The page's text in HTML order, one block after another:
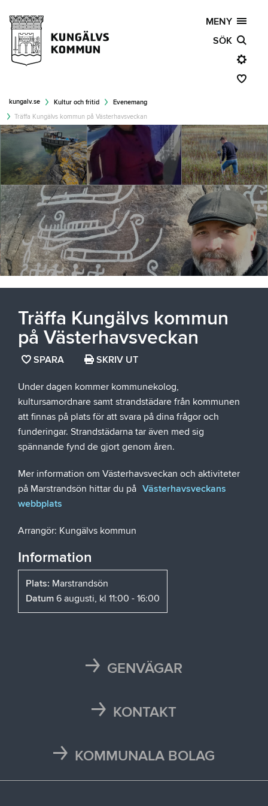
MENY
SÖK
kungalv.se Kultur och fritid
Evenemang
Träffa Kungälvs kommun på Västerhavsveckan
Träffa Kungälvs kommun
på Västerhavsveckan
SPARA SPARA
SOM
FAVORIT
SKRIV UT
Under dagen kommer kommunekolog,
kultursamordnare samt strandstädare från kommunen
att finnas på plats för att svara på dina frågor och
funderingar. Strandstädarna tar även med sig
spännande fynd de gjort genom åren.
Mer information om Västerhavsveckan och aktiviteter
på Marstrandsön hittar du på Västerhavsveckans
webbplats
Arrangör: Kungälvs kommun
Information
Plats: Marstrandsön
Datum 6 augusti, kl 11:00 - 16:00
GENVÄGAR
Läsårstider
KONTAKT
Press och media
KOMMUNALA BOLAG